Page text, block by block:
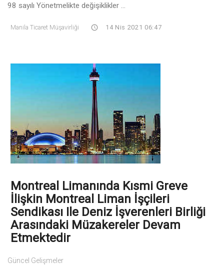
98 sayılı Yönetmelikte değişiklikler ...
Manila Ticaret Müşavirliği 14 Nis 2021 06:47
Montreal Limanında Kısmi Greve
İlişkin Montreal Liman İşçileri
Sendikası Ile Deniz İşverenleri Birliği
Arasındaki Müzakereler Devam
Etmektedir
Güncel Gelişmeler